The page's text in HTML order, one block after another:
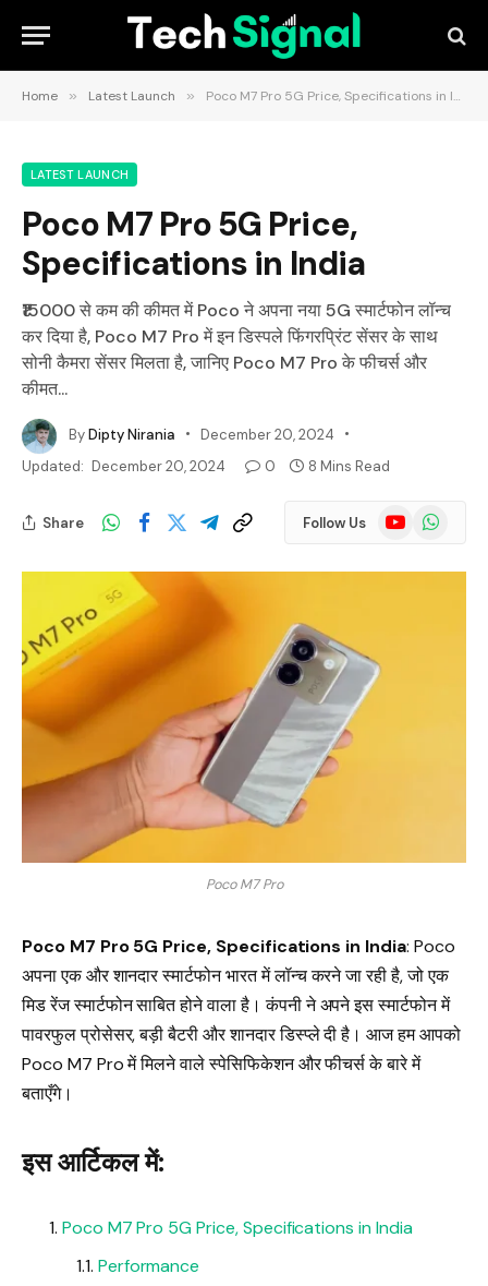
Home » Latest Launch » Poco M7 Pro 5G Price, Specifications in India
LATEST LAUNCH
Poco M7 Pro 5G Price,
Specifications in India
₹15000 से कम की कीमत में Poco ने अपना नया 5G स्मार्टफोन लॉन्च
कर दिया है, Poco M7 Pro में इन डिस्पले फिंगरप्रिंट सेंसर के साथ
सोनी कैमरा सेंसर मिलता है, जानिए Poco M7 Pro के फीचर्स और
कीमत...
ByDipty Nirania
December 20, 2024
Updated: December 20, 2024 0 8 Mins Read
Share Follow Us YouTubeWhatsApp
Poco M7 Pro
Poco M7 Pro 5G Price, Specifications in India: Poco
अपना एक और शानदार स्मार्टफोन भारत में लॉन्च करने जा रही है, जो एक
मिड रेंज स्मार्टफोन साबित होने वाला है। कंपनी ने अपने इस स्मार्टफोन में
पावरफुल प्रोसेसर, बड़ी बैटरी और शानदार डिस्प्ले दी है। आज हम आपको
Poco M7 Pro में मिलने वाले स्पेसिफिकेशन और फीचर्स के बारे में
बताएँगे।
इस आर्टिकल में:
Poco M7 Pro 5G Price, Specifications in India
Performance